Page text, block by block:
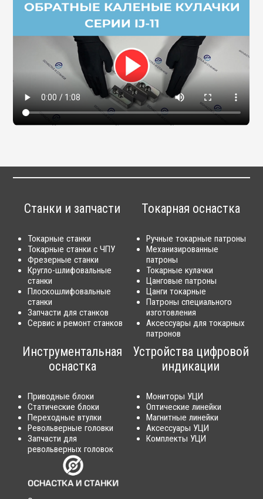
Станки и запчасти
Токарные станки
Токарные станки с ЧПУ
Фрезерные станки
Кругло-шлифовальные
станки
Плоскошлифовальные
станки
Запчасти для станков
Сервис и ремонт станков
Токарная оснастка
Ручные токарные патроны
Механизированные
патроны
Токарные кулачки
Цанговые патроны
Цанги токарные
Патроны специального
изготовления
Аксессуары для токарных
патронов
Инструментальная
оснастка
Приводные блоки
Статические блоки
Переходные втулки
Револьверные головки
Запчасти для
револьверных головок
Устройства цифровой
индикации
Мониторы УЦИ
Оптические линейки
Магнитные линейки
Аксессуары УЦИ
Комплекты УЦИ